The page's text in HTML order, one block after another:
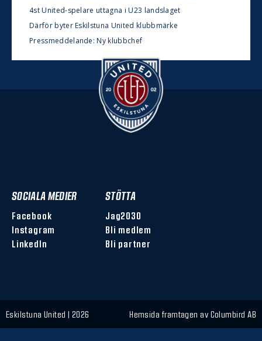
4st United-spelare uttagna i U23 landslaget
Därför byter Eskilstuna United klubbmärke
Pressmeddelande: Ny klubbchef
SOCIALA MEDIER
Facebook
Instagram
LinkedIn
STÖTTA
Jag2030
Bli medlem
Bli partner
Eskilstuna United | 2026 Hemsida framtagen av Columbird AB